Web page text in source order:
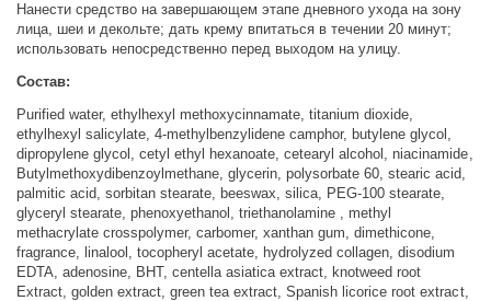
Нанести средство на завершающем этапе дневного ухода на зону
лица, шеи и декольте; дать крему впитаться в течении 20 минут;
использовать непосредственно перед выходом на улицу.
Состав:
Purified water, ethylhexyl methoxycinnamate, titanium dioxide,
ethylhexyl salicylate, 4-methylbenzylidene camphor, butylene glycol,
dipropylene glycol, cetyl ethyl hexanoate, cetearyl alcohol, niacinamide,
Butylmethoxydibenzoylmethane, glycerin, polysorbate 60, stearic acid,
palmitic acid, sorbitan stearate, beeswax, silica, PEG-100 stearate,
glyceryl stearate, phenoxyethanol, triethanolamine , methyl
methacrylate crosspolymer, carbomer, xanthan gum, dimethicone,
fragrance, linalool, tocopheryl acetate, hydrolyzed collagen, disodium
EDTA, adenosine, BHT, centella asiatica extract, knotweed root
Extract, golden extract, green tea extract, Spanish licorice root extract,